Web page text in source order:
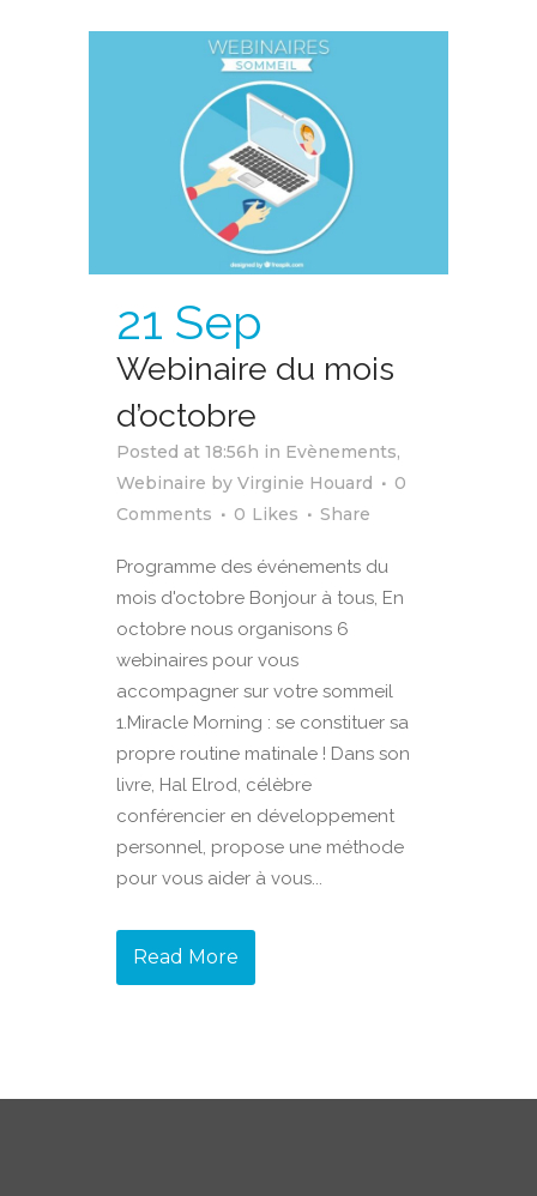
21 Sep
Webinaire du mois
d’octobre
Posted at 18:56h in Evènements,
Webinaire by Virginie Houard
0
Comments
0 Likes Share
Programme des événements du
mois d'octobre Bonjour à tous, En
octobre nous organisons 6
webinaires pour vous
accompagner sur votre sommeil
1.Miracle Morning : se constituer sa
propre routine matinale ! Dans son
livre, Hal Elrod, célèbre
conférencier en développement
personnel, propose une méthode
pour vous aider à vous...
Read More